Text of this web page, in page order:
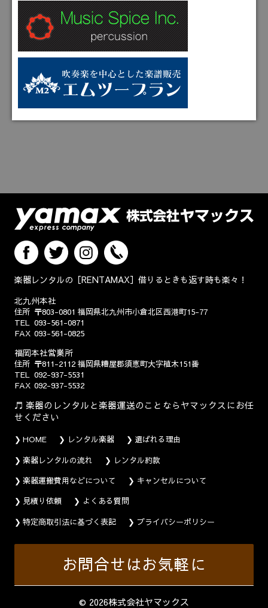
楽器レンタルの［RENTAMAX］借りるときも返す時も楽々！
北九州本社
住所 〒803-0801 福岡県北九州市小倉北区西港町15-77
TEL 093-561-0871
FAX 093-561-0825
福岡本社営業所
住所 〒811-2112 福岡県糟屋郡須恵町大字植木151番
TEL 092-937-5531
FAX 092-937-5532
楽器のレンタルと楽器運送のことならヤマックスにお任
せください
HOME レンタル楽器
選ばれる理由
楽器レンタルの流れ
レンタル約款
楽器運搬費用などについて
キャンセルについて
見積り依頼
よくある質問
特定商取引法に基づく表記
プライバシーポリシー
お問合せはお気軽に
© 2026株式会社ヤマックス